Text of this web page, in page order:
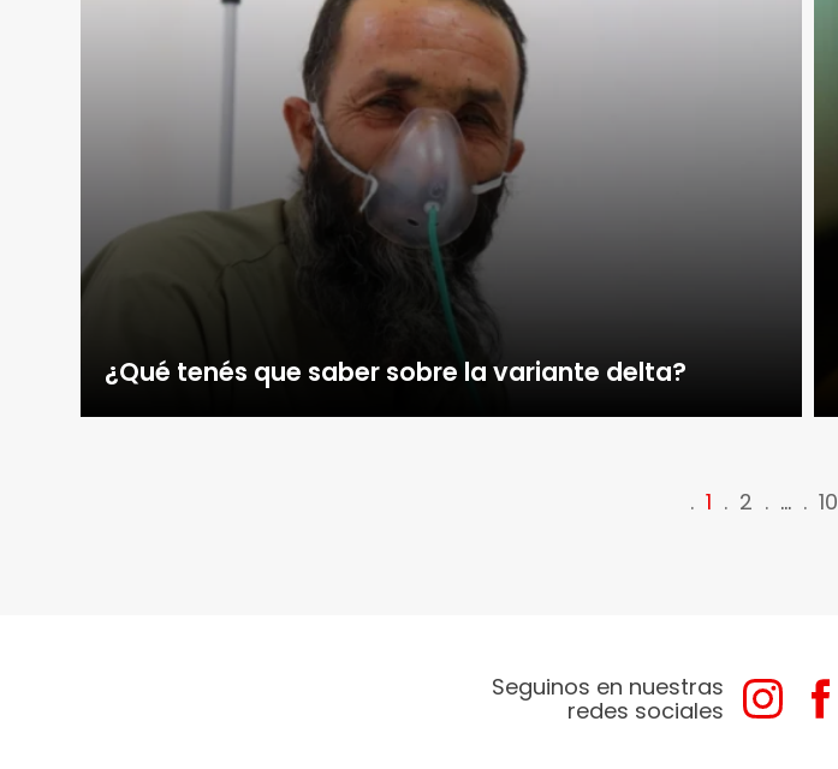
¿Qué tenés que saber sobre la variante delta?
1 2 … 10
Seguinos en nuestras
redes sociales